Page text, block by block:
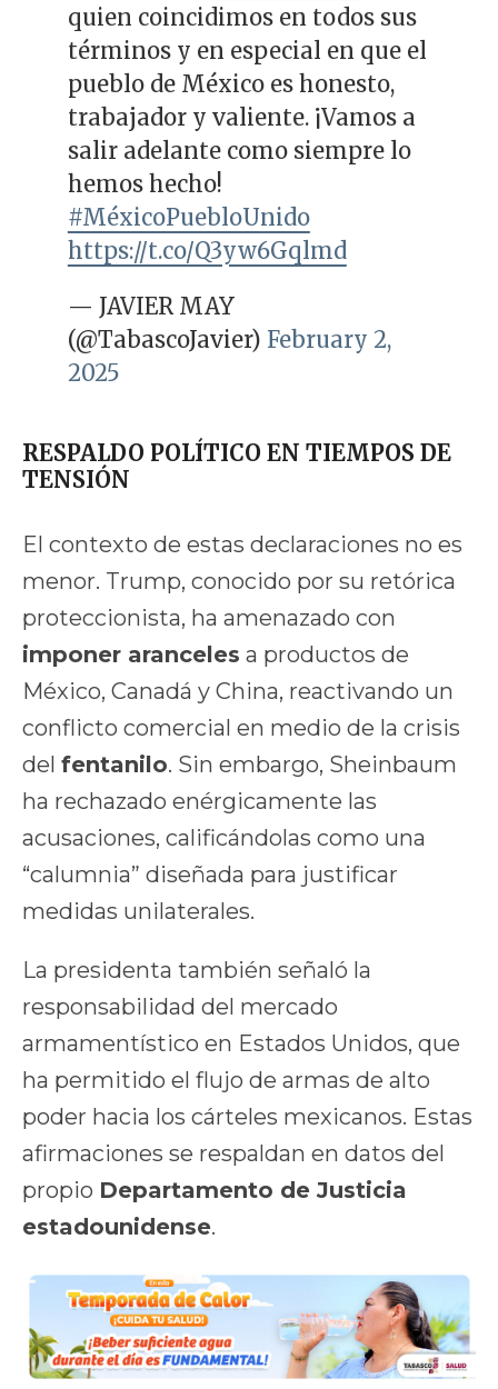
quien coincidimos en todos sus
términos y en especial en que el
pueblo de México es honesto,
trabajador y valiente. ¡Vamos a
salir adelante como siempre lo
hemos hecho!
#MéxicoPuebloUnido
https://t.co/Q3yw6Gqlmd
— JAVIER MAY
(@TabascoJavier) February 2,
2025
RESPALDO POLÍTICO EN TIEMPOS DE
TENSIÓN
El contexto de estas declaraciones no es
menor. Trump, conocido por su retórica
proteccionista, ha amenazado con
imponer aranceles a productos de
México, Canadá y China, reactivando un
conflicto comercial en medio de la crisis
del fentanilo. Sin embargo, Sheinbaum
ha rechazado enérgicamente las
acusaciones, calificándolas como una
“calumnia” diseñada para justificar
medidas unilaterales.
La presidenta también señaló la
responsabilidad del mercado
armamentístico en Estados Unidos, que
ha permitido el flujo de armas de alto
poder hacia los cárteles mexicanos. Estas
afirmaciones se respaldan en datos del
propio Departamento de Justicia
estadounidense.